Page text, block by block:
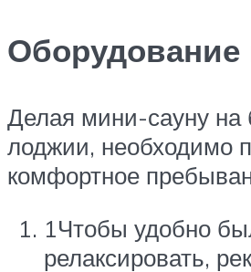
Оборудование
Делая мини-сауну на
лоджии, необходимо
комфортное
1Чтобы удобно
релаксировать,